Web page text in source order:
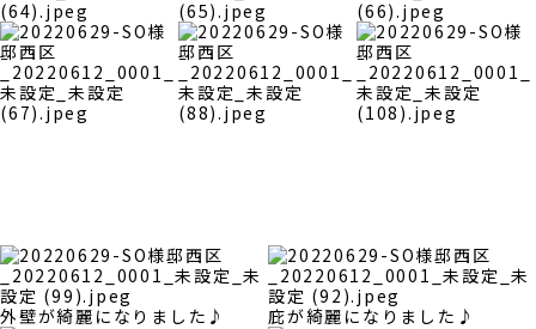
外壁が綺麗になりました♪ 庇が綺麗になりました♪